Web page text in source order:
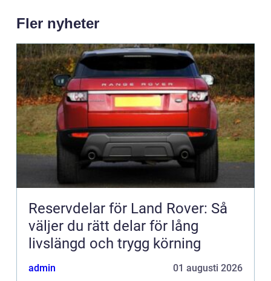
Fler nyheter
Reservdelar för Land Rover: Så
väljer du rätt delar för lång
livslängd och trygg körning
admin 01 augusti 2026